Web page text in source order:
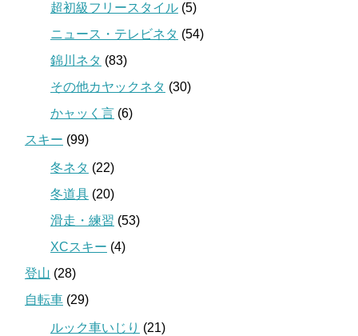
超初級フリースタイル (5)
ニュース・テレビネタ (54)
錦川ネタ (83)
その他カヤックネタ (30)
かャッく言 (6)
スキー (99)
冬ネタ (22)
冬道具 (20)
滑走・練習 (53)
XCスキー (4)
登山 (28)
自転車 (29)
ルック車いじり (21)